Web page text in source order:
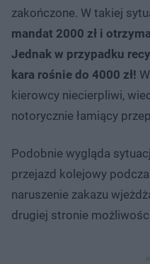
zakończone. W takiej
mandat 2000 zł i
Jednak w przypadku
kara rośnie do 4000 zł!
kierowcy niecierpliwi,
notorycznie łamiący
Podobnie wygląda
przejazd kolejowy
naruszenie zakazu
drugiej stronie